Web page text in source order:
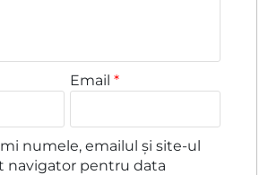
Email*
mi numele, emailul și site-ul
navigator pentru data